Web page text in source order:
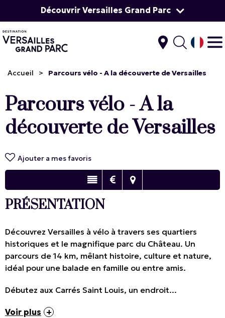
Découvrir Versailles Grand Parc
Accueil > Parcours vélo - A la découverte de Versailles
Parcours vélo - A la
découverte de Versailles
Ajouter a mes favoris
PRÉSENTATION
Découvrez Versailles à vélo à travers ses quartiers
historiques et le magnifique parc du Château. Un
parcours de 14 km, mêlant histoire, culture et nature,
idéal pour une balade en famille ou entre amis.
Débutez aux Carrés Saint Louis, un endroit...
Voir plus